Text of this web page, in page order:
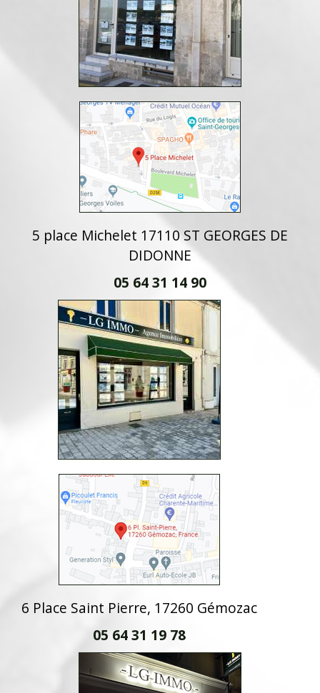
5 place Michelet 17110 ST GEORGES DE
DIDONNE
05 64 31 14 90
6 Place Saint Pierre, 17260 Gémozac
05 64 31 19 78